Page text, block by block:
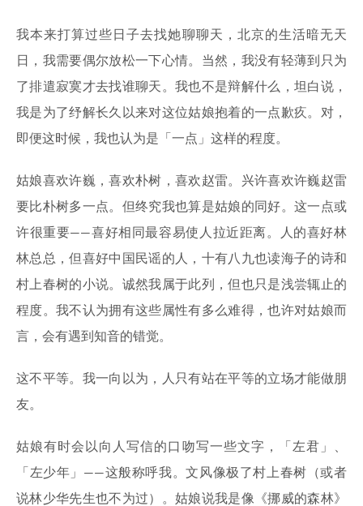
我本来打算过些日子去找她聊聊天，北京的生活暗无天
日，我需要偶尔放松一下心情。当然，我没有轻薄到只为
了排遣寂寞才去找谁聊天。我也不是辩解什么，坦白说，
我是为了纾解长久以来对这位姑娘抱着的一点歉疚。对，
即便这时候，我也认为是「一点」这样的程度。
姑娘喜欢许巍，喜欢朴树，喜欢赵雷。兴许喜欢许巍赵雷
要比朴树多一点。但终究我也算是姑娘的同好。这一点或
许很重要——喜好相同最容易使人拉近距离。人的喜好林
林总总，但喜好中国民谣的人，十有八九也读海子的诗和
村上春树的小说。诚然我属于此列，但也只是浅尝辄止的
程度。我不认为拥有这些属性有多么难得，也许对姑娘而
言，会有遇到知音的错觉。
这不平等。我一向以为，人只有站在平等的立场才能做朋
友。
姑娘有时会以向人写信的口吻写一些文字，「左君」、
「左少年」——这般称呼我。文风像极了村上春树（或者
说林少华先生也不为过）。姑娘说我是像《挪威的森林》